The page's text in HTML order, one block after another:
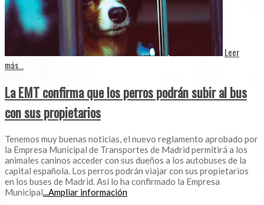
Leer
más...
La EMT confirma que los perros podrán subir al bus
con sus propietarios
Tenemos muy buenas noticias, el nuevo reglamento aprobado por
la Empresa Municipal de Transportes de Madrid permitirá a los
animales caninos acceder con sus dueños a los autobuses de la
capital española. Los perros podrán viajar con sus propietarios
en los buses de Madrid. Así lo ha confirmado la Empresa
Municipal...Ampliar información